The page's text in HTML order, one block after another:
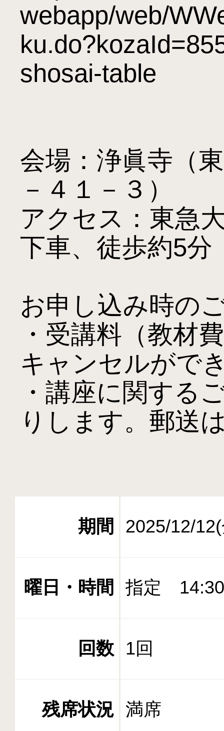
webapp/web/
shosai-table
会場：浄眞寺（
－４１－３）
アクセス：東急
下車、徒歩約5分
お申し込み時の
・受講料（教材
キャンセルがで
・講座に関する
りします。郵送
期間 2025/12/
曜日・時間 指定
回数 1回
残席状況 満席